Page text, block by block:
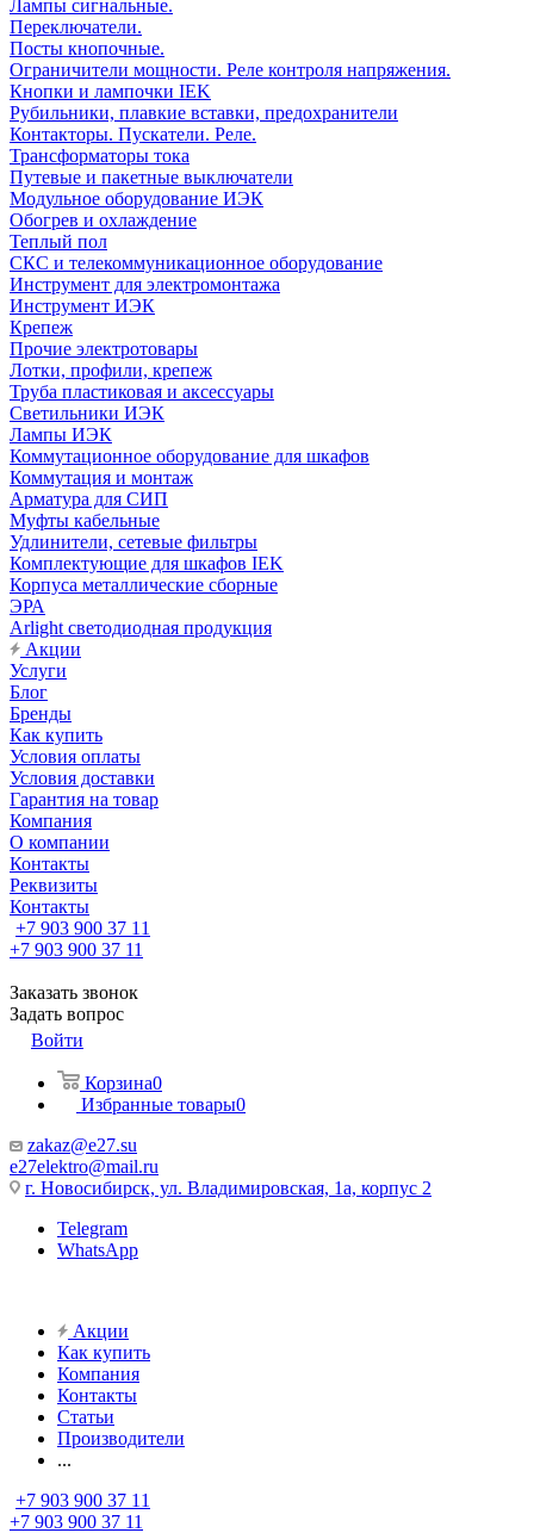
Лампы сигнальные.
Переключатели.
Посты кнопочные.
Ограничители мощности. Реле контроля напряжения.
Кнопки и лампочки IEK
Рубильники, плавкие вставки, предохранители
Контакторы. Пускатели. Реле.
Трансформаторы тока
Путевые и пакетные выключатели
Модульное оборудование ИЭК
Обогрев и охлаждение
Теплый пол
СКС и телекоммуникационное оборудование
Инструмент для электромонтажа
Инструмент ИЭК
Крепеж
Прочие электротовары
Лотки, профили, крепеж
Труба пластиковая и аксессуары
Светильники ИЭК
Лампы ИЭК
Коммутационное оборудование для шкафов
Коммутация и монтаж
Арматура для СИП
Муфты кабельные
Удлинители, сетевые фильтры
Комплектующие для шкафов IEK
Корпуса металлические сборные
ЭРА
Arlight светодиодная продукция
Акции
Услуги
Блог
Бренды
Как купить
Условия оплаты
Условия доставки
Гарантия на товар
Компания
О компании
Контакты
Реквизиты
Контакты
+7 903 900 37 11
+7 903 900 37 11
Заказать звонок
Задать вопрос
Войти
Корзина0
Избранные товары0
zakaz@e27.su
e27elektro@mail.ru
г. Новосибирск, ул. Владимировская, 1а, корпус 2
Telegram
WhatsApp
Акции
Как купить
Компания
Контакты
Статьи
Производители
...
+7 903 900 37 11
+7 903 900 37 11